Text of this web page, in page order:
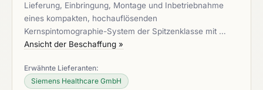
Lieferung, Einbringung, Montage und Inbetriebnahme
eines kompakten, hochauflösenden
Kernspintomographie-System der Spitzenklasse mit …
Ansicht der Beschaffung »
Erwähnte Lieferanten:
Siemens Healthcare GmbH